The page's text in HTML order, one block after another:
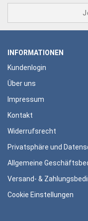
INFORMATIONEN
Kundenlogin
Über uns
Impressum
Kontakt
Widerrufsrecht
Privatsphäre und
Allgemeine
Versand- &
Cookie Einstellungen